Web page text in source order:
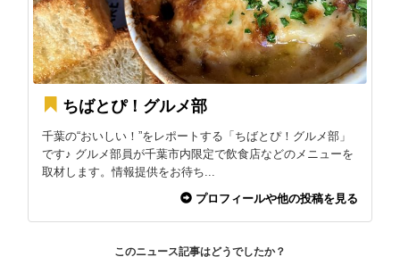
ちばとぴ！グルメ部
千葉の“おいしい！”をレポートする「ちばとぴ！グルメ部」
です♪ グルメ部員が千葉市内限定で飲食店などのメニューを
取材します。情報提供をお待ち...
プロフィールや他の投稿を見る
このニュース記事はどうでしたか？